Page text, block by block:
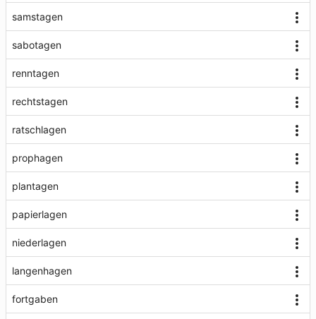
samstagen
sabotagen
renntagen
rechtstagen
ratschlagen
prophagen
plantagen
papierlagen
niederlagen
langenhagen
fortgaben